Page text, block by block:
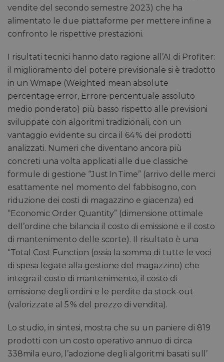
vendite del secondo semestre 2023) che ha
alimentato le due piattaforme per mettere infine a
confronto le rispettive prestazioni.
I risultati tecnici hanno dato ragione all’AI di Profiter:
il miglioramento del potere previsionale si è tradotto
in un Wmape (Weighted mean absolute
percentage error, Errore percentuale assoluto
medio ponderato) più basso rispetto alle previsioni
sviluppate con algoritmi tradizionali, con un
vantaggio evidente su circa il 64 % dei prodotti
analizzati. Numeri che diventano ancora più
concreti una volta applicati alle due classiche
formule di gestione “Just In Time” (arrivo delle merci
esattamente nel momento del fabbisogno, con
riduzione dei costi di magazzino e giacenza) ed
“Economic Order Quantity” (dimensione ottimale
dell’ordine che bilancia il costo di emissione e il costo
di mantenimento delle scorte). Il risultato è una
“Total Cost Function (ossia la somma di tutte le voci
di spesa legate alla gestione del magazzino) che
integra il costo di mantenimento, il costo di
emissione degli ordini e le perdite da stock-out
(valorizzate al 5 % del prezzo di vendita).
Lo studio, in sintesi, mostra che su un paniere di 819
prodotti con un costo operativo annuo di circa
338mila euro, l’adozione degli algoritmi basati sull’